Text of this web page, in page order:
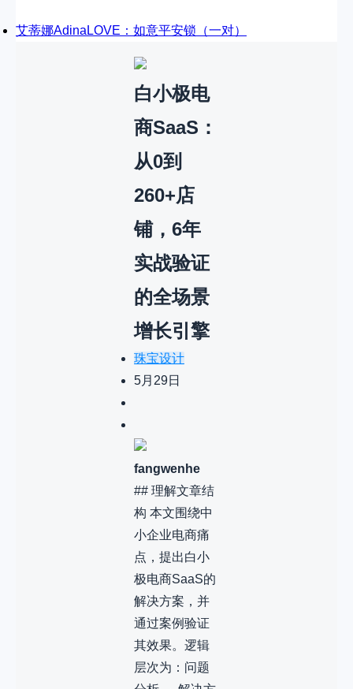
艾蒂娜AdinaLOVE：如意平安锁（一对）
白小极电
商SaaS：
从0到
260+店
铺，6年
实战验证
的全场景
增长引擎
珠宝设计
5月29日
fangwenhe
## 理解文章结
构 本文围绕中
小企业电商痛
点，提出白小
极电商SaaS的
解决方案，并
通过案例验证
其效果。逻辑
层次为：问题